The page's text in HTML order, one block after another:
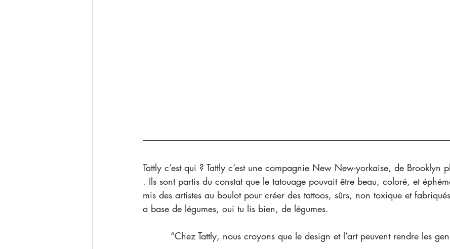
Tattly c’est qui ? Tattly c’est une compagnie New New-yorkaise, de Brooklyn
. Ils sont partis du constat que le tatouage pouvait être beau, coloré, et
mis des artistes au boulot pour créer des tattoos, sûrs, non toxique et
a base de légumes, oui tu lis bien, de légumes.
“Chez Tattly, nous croyons que le design et l’art peuvent rendre les